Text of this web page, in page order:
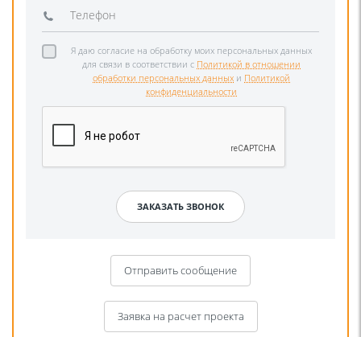
Я даю согласие на обработку моих персональных данных
для связи в соответствии с Политикой в отношении
обработки персональных данных и Политикой
конфиденциальности
Отправить сообщение
Заявка на расчет проекта